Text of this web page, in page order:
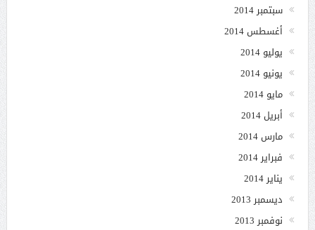
سبتمبر 2014
أغسطس 2014
يوليو 2014
يونيو 2014
مايو 2014
أبريل 2014
مارس 2014
فبراير 2014
يناير 2014
ديسمبر 2013
نوفمبر 2013